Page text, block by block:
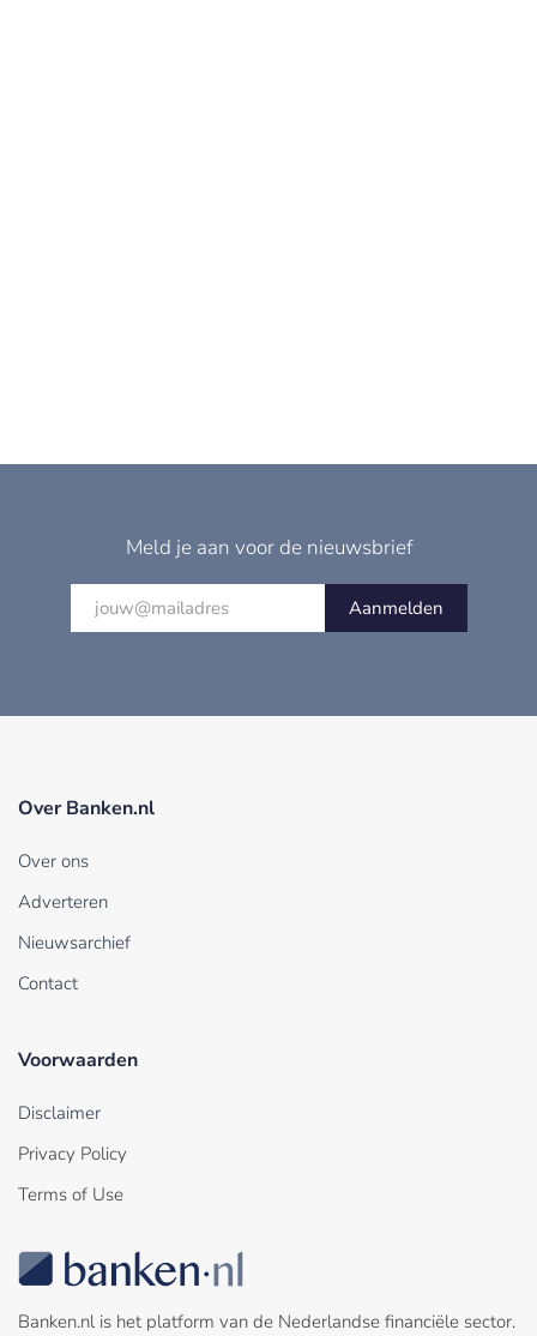
Meld je aan voor de nieuwsbrief
Aanmelden
Over Banken.nl
Over ons
Adverteren
Nieuwsarchief
Contact
Voorwaarden
Disclaimer
Privacy Policy
Terms of Use
Banken.nl is het platform van de Nederlandse financiële sector.